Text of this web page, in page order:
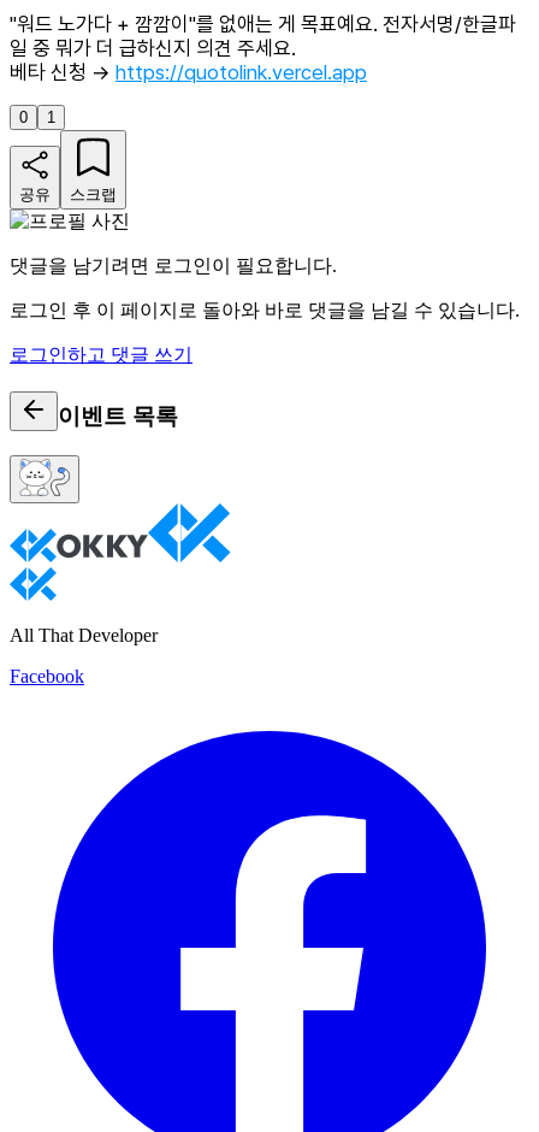
"워드 노가다 + 깜깜이"를 없애는 게 목표예요. 전자서명/한글파
일 중 뭐가 더 급하신지 의견 주세요.
베타 신청 → https://quotolink.vercel.app
0 1
공유 스크랩
댓글을 남기려면 로그인이 필요합니다.
로그인 후 이 페이지로 돌아와 바로 댓글을 남길 수 있습니다.
로그인하고 댓글 쓰기
이벤트 목록
All That Developer
Facebook